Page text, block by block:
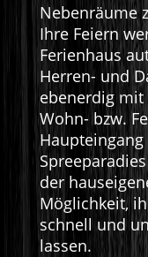
Nebenräume
Ihre Feiern
Ferienhaus
Herren- und
ebenerdig mit
Wohn- bzw.
der
Möglichkeit,
schnell und
lassen.